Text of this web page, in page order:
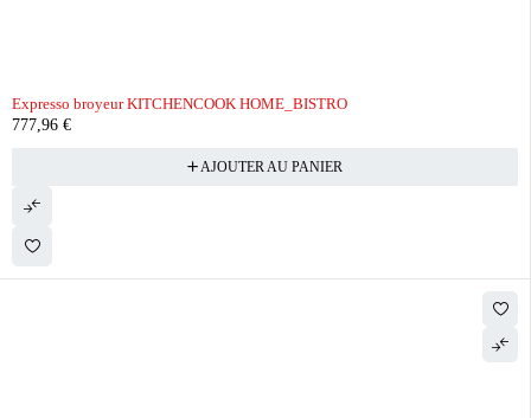
Expresso broyeur KITCHENCOOK HOME_BISTRO
777,96 €
AJOUTER AU PANIER